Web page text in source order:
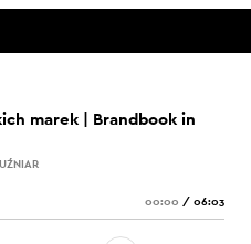
marek | Brandbook in
00:00 / 06:03